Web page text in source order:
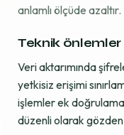
anlamlı ölçüde azaltır.
Teknik önlemler
Veri aktarımında
yetkisiz erişimi
işlemler ek
düzenli olarak